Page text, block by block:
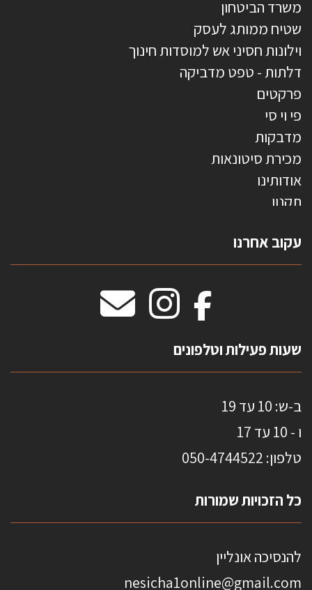
משרד הביטחון
שטיח ממותג לעסק
וילונות חסיני אש למוסדות חינוך
דלתות - טפט מדביקה
פרקטים
פי וי סי
מדבקות
מכירת סיטונאות
אודותינו
תקנון
טפטים משולשים
וילונות חסיני אש
מדבקות אנטי סאן
עקוב אחרנו
שעות פעילות וטלפונים
ב-ש: 10 עד 19
ו - 10 עד 17
טלפון: 0 50-4744522
כל הזכויות שמורות
להנסיכה אונליין
nesicha1online@gmail.com